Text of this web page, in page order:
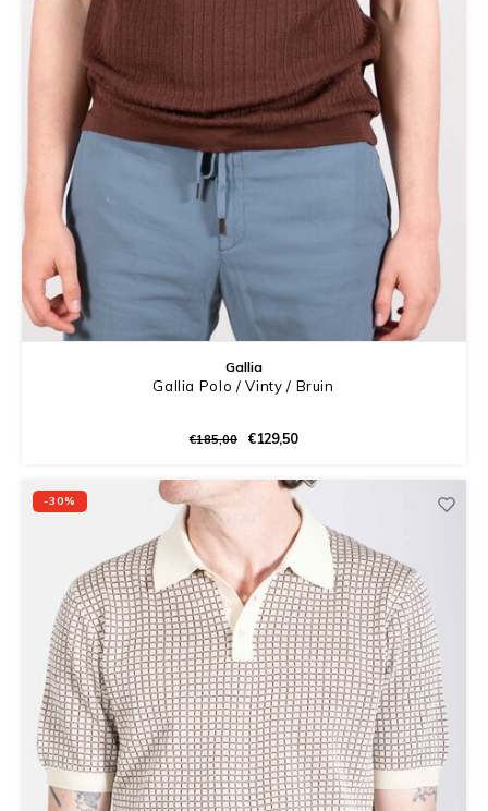
Gallia
Gallia Polo / Vinty / Bruin
€185,00 €129,50
-30%